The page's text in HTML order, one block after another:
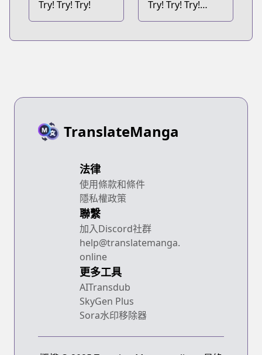
Try! Try! Try!
Try! Try! Try!
Webcomics
TranslateManga
法律
使用條款和條件
隱私權政策
聯繫
加入Discord社群
help@translatemanga.
online
更多工具
AITransdub
SkyGen Plus
Sora水印移除器